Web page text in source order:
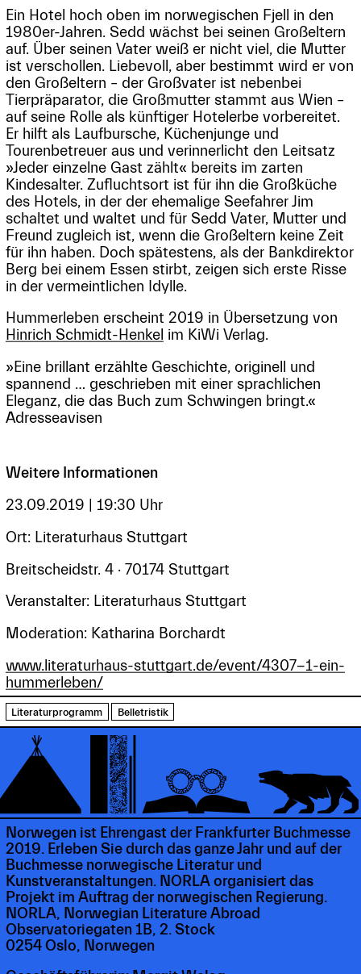
Ein Hotel hoch oben im norwegischen Fjell in den
1980er-Jahren. Sedd wächst bei seinen Großeltern
auf. Über seinen Vater weiß er nicht viel, die Mutter
ist verschollen. Liebevoll, aber bestimmt wird er von
den Großeltern – der Großvater ist nebenbei
Tierpräparator, die Großmutter stammt aus Wien –
auf seine Rolle als künftiger Hotelerbe vorbereitet.
Er hilft als Laufbursche, Küchenjunge und
Tourenbetreuer aus und verinnerlicht den Leitsatz
»Jeder einzelne Gast zählt« bereits im zarten
Kindesalter. Zufluchtsort ist für ihn die Großküche
des Hotels, in der der ehemalige Seefahrer Jim
schaltet und waltet und für Sedd Vater, Mutter und
Freund zugleich ist, wenn die Großeltern keine Zeit
für ihn haben. Doch spätestens, als der Bankdirektor
Berg bei einem Essen stirbt, zeigen sich erste Risse
in der vermeintlichen Idylle.
Hummerleben erscheint 2019 in Übersetzung von
Hinrich Schmidt-Henkel im KiWi Verlag.
»Eine brillant erzählte Geschichte, originell und
spannend … geschrieben mit einer sprachlichen
Eleganz, die das Buch zum Schwingen bringt.«
Adresseavisen
Weitere Informationen
23.09.2019 | 19:30 Uhr
Ort: Literaturhaus Stuttgart
Breitscheidstr. 4 · 70174 Stuttgart
Veranstalter: Literaturhaus Stuttgart
Moderation: Katharina Borchardt
www.literaturhaus-stuttgart.de/event/4307-1-ein-
hummerleben/
Literaturprogramm Belletristik
Norwegen ist Ehrengast der Frankfurter Buchmesse
2019. Erleben Sie durch das ganze Jahr und auf der
Buchmesse norwegische Literatur und
Kunstveranstaltungen. NORLA organisiert das
Projekt im Auftrag der norwegischen Regierung.
NORLA, Norwegian Literature Abroad
Observatoriegaten 1B, 2. Stock
0254 Oslo, Norwegen